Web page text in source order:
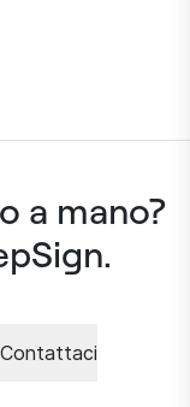
a mano?
Contattaci